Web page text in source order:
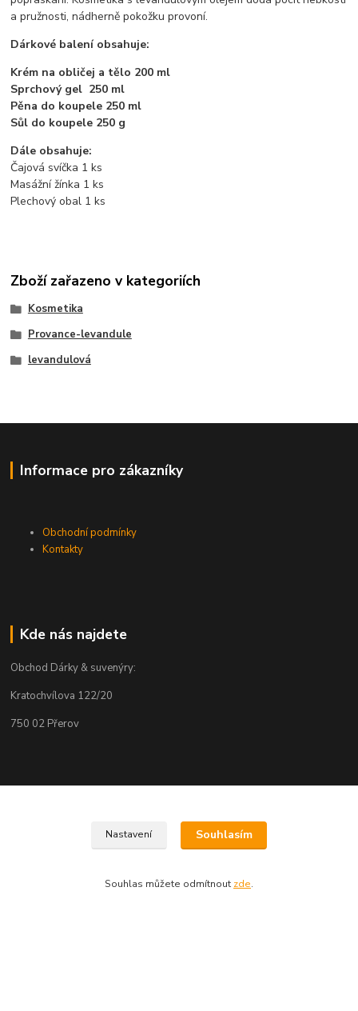
a pružnosti, nádherně pokožku provoní.
Dárkové balení obsahuje:
Krém na obličej a tělo 200 ml
Sprchový gel 250 ml
Pěna do koupele 250 ml
Sůl do koupele 250 g
Dále obsahuje:
Čajová svíčka 1 ks
Masážní žínka 1 ks
Plechový obal 1 ks
Zboží zařazeno v kategoriích
Kosmetika
Provance-levandule
levandulová
Informace pro zákazníky
Obchodní podmínky
Kontakty
Kde nás najdete
Obchod Dárky & suvenýry:
Kratochvílova 122/20
750 02 Přerov
+420 604 219 710
info@darkysuvenyry.cz.
Nastavení Souhlasím
Souhlas můžete odmítnout zde.